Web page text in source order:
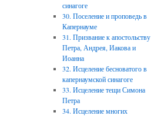
синагоге
30. Поселение и проповедь в
Капернауме
31. Призвание к апостольству
Петра, Андрея, Иакова и
Иоанна
32. Исцеление бесноватого в
капернаумской синагоге
33. Исцеление тещи Симона
Петра
34. Исцеление многих